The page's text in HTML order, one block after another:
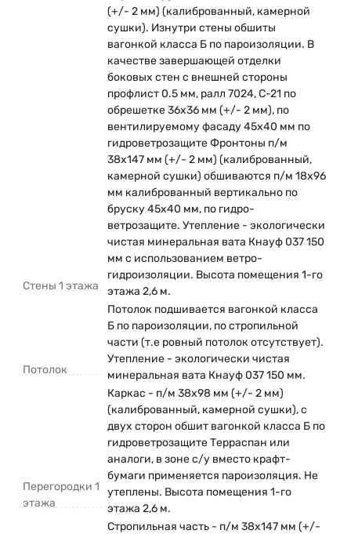
Стены 1 этажа
(+/- 2 мм) (калиброванный, камерной
сушки). Изнутри стены обшиты
вагонкой класса Б по пароизоляции. В
качестве завершающей отделки
боковых стен с внешней стороны
профлист 0.5 мм, ралл 7024, С-21 по
обрешетке 36х36 мм (+/- 2 мм), по
вентилируемому фасаду 45х40 мм по
гидроветрозащите Фронтоны п/м
38х147 мм (+/- 2 мм) (калиброванный,
камерной сушки) обшиваются п/м 18х96
мм калиброванный вертикально по
бруску 45х40 мм, по гидро-
ветрозащите. Утепление - экологически
чистая минеральная вата Кнауф 037 150
мм с использованием ветро-
гидроизоляции. Высота помещения 1-го
этажа 2,6 м.
Потолок
Потолок подшивается вагонкой класса
Б по пароизоляции, по стропильной
части (т.е ровный потолок отсутствует).
Утепление - экологически чистая
минеральная вата Кнауф 037 150 мм.
Перегородки 1
этажа
Каркас - п/м 38х98 мм (+/- 2 мм)
(калиброванный, камерной сушки), с
двух сторон обшит вагонкой класса Б по
гидроветрозащите Терраспан или
аналоги, в зоне с/у вместо крафт-
бумаги применяется пароизоляция. Не
утеплены. Высота помещения 1-го
этажа 2,6 м.
Стропильная часть - п/м 38х147 мм (+/-